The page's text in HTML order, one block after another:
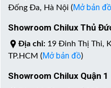
Đống Đa, Hà Nội (Mở bản đồ
Showroom Chilux Thủ
Địa chỉ: 19 Đinh Thị Thi,
TP.HCM (Mở bản đồ)
Showroom Chilux Quận 1